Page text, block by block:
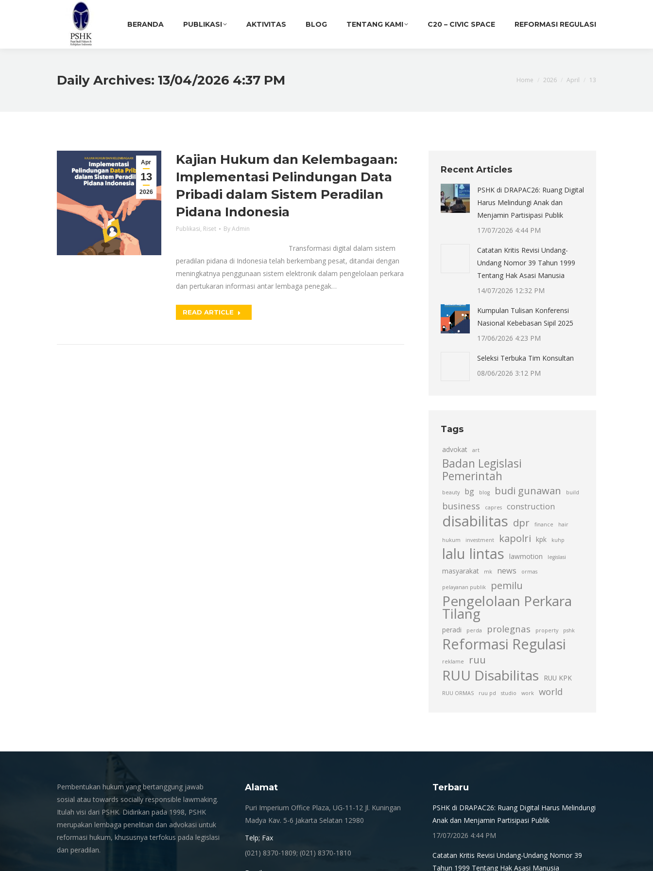
BERANDA PUBLIKASI AKTIVITAS BLOG TENTANG KAMI C20 – CIVIC SPACE REFORMASI REGULASI
Daily Archives: 13/04/2026 4:37 PM You are here:
Home 2026 April 13
Apr
13
2026
Kajian Hukum dan Kelembagaan:
Implementasi Pelindungan Data
Pribadi dalam Sistem Peradilan
Pidana Indonesia
Publikasi, Riset ByAdmin
Transformasi digital dalam sistem
peradilan pidana di Indonesia telah berkembang pesat, ditandai dengan
meningkatnya penggunaan sistem elektronik dalam pengelolaan perkara
dan pertukaran informasi antar lembaga penegak…
READ ARTICLE
Recent Articles
PSHK di DRAPAC26: Ruang Digital
Harus Melindungi Anak dan
Menjamin Partisipasi Publik
17/07/2026 4:44 PM
Catatan Kritis Revisi Undang-
Undang Nomor 39 Tahun 1999
Tentang Hak Asasi Manusia
14/07/2026 12:32 PM
Kumpulan Tulisan Konferensi
Nasional Kebebasan Sipil 2025
17/06/2026 4:23 PM
Seleksi Terbuka Tim Konsultan
08/06/2026 3:12 PM
Tags
advokat art
Badan Legislasi
Pemerintah
beauty bg blog budi gunawan build
business capres construction
disabilitas dpr finance hair
hukum investment kapolri kpk kuhp
lalu lintas lawmotion legislasi
masyarakat mk news ormas
pelayanan publik pemilu
Pengelolaan Perkara
Tilang
peradi perda prolegnas property pshk
Reformasi Regulasi
reklame ruu
RUU Disabilitas RUU KPK
RUU ORMAS ruu pd studio work world
Pembentukan hukum yang bertanggung jawab
sosial atau towards socially responsible lawmaking.
Itulah visi dari PSHK. Didirikan pada 1998, PSHK
merupakan lembaga penelitian dan advokasi untuk
reformasi hukum, khususnya terfokus pada legislasi
dan peradilan.
Alamat
Puri Imperium Office Plaza, UG-11-12 Jl. Kuningan
Madya Kav. 5-6 Jakarta Selatan 12980
Telp; Fax
(021) 8370-1809; (021) 8370-1810
Terbaru
PSHK di DRAPAC26: Ruang Digital Harus Melindungi
Anak dan Menjamin Partisipasi Publik
17/07/2026 4:44 PM
Catatan Kritis Revisi Undang-Undang Nomor 39
Tahun 1999 Tentang Hak Asasi Manusia